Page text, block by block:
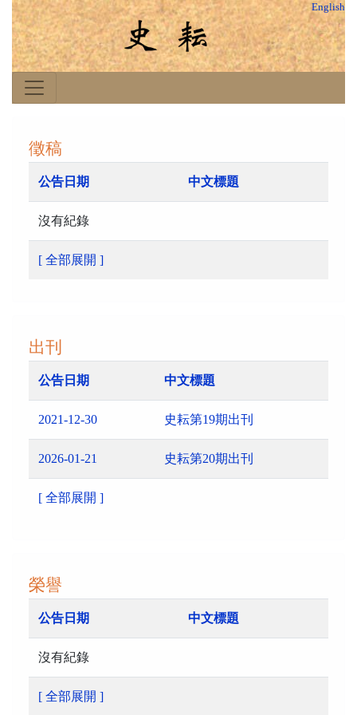
English
徵稿
公告日期 中文標題
沒有紀錄
[ 全部展開 ]
出刊
公告日期 中文標題
2021-12-30 史耘第19期出刊
2026-01-21 史耘第20期出刊
[ 全部展開 ]
榮譽
公告日期 中文標題
沒有紀錄
[ 全部展開 ]